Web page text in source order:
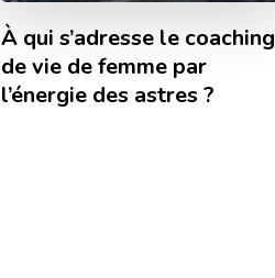
À qui s’adresse le coaching
de vie de femme par
l’énergie des astres ?